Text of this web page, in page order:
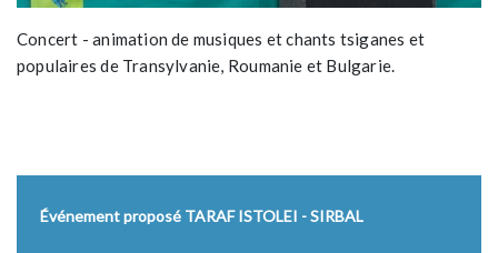
Événement proposé TARAF ISTOLEI - SIRBAL
Concert - animation de musiques et chants tsiganes et
populaires de Transylvanie, Roumanie et Bulgarie.